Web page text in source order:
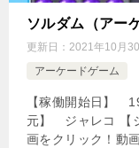
ソルダム（アー
更新日： 2021年10月
アーケードゲーム
【稼働開始日】
元】 ジャレコ 【
画をクリック！動